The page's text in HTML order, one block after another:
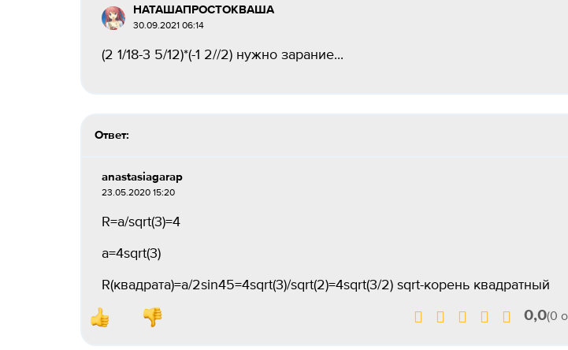
НАТАШАПРОСТОКВАША
30.09.2021 06:14
(2 1/18-3 5/12)*(-1 2//2) нужно зарание...
Ответ:
anastasiagarap
23.05.2020 15:20
R=a/sqrt(3)=4
a=4sqrt(3)
R(квадрата)=a/2sin45=4sqrt(3)/sqrt(2)=4sqrt(3/2) sqrt-корень квадратный
0,0(0